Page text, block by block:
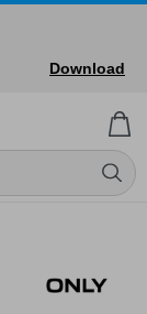
Download